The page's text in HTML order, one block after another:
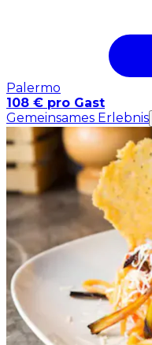
Palermo
108 € pro Gast
Gemeinsames Erlebnis